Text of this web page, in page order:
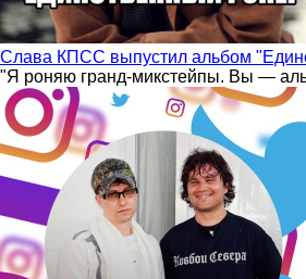
Слава КПСС выпустил альбом
"Я роняю гранд-микстейпы. Вы —